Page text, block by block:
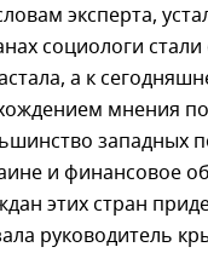
эксперта,
социологи
а к
мнения
западных
и финансовое
этих стран
руководитель